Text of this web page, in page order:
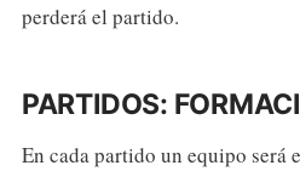
perderá el partido.
PARTIDOS:
En cada partido un equipo será